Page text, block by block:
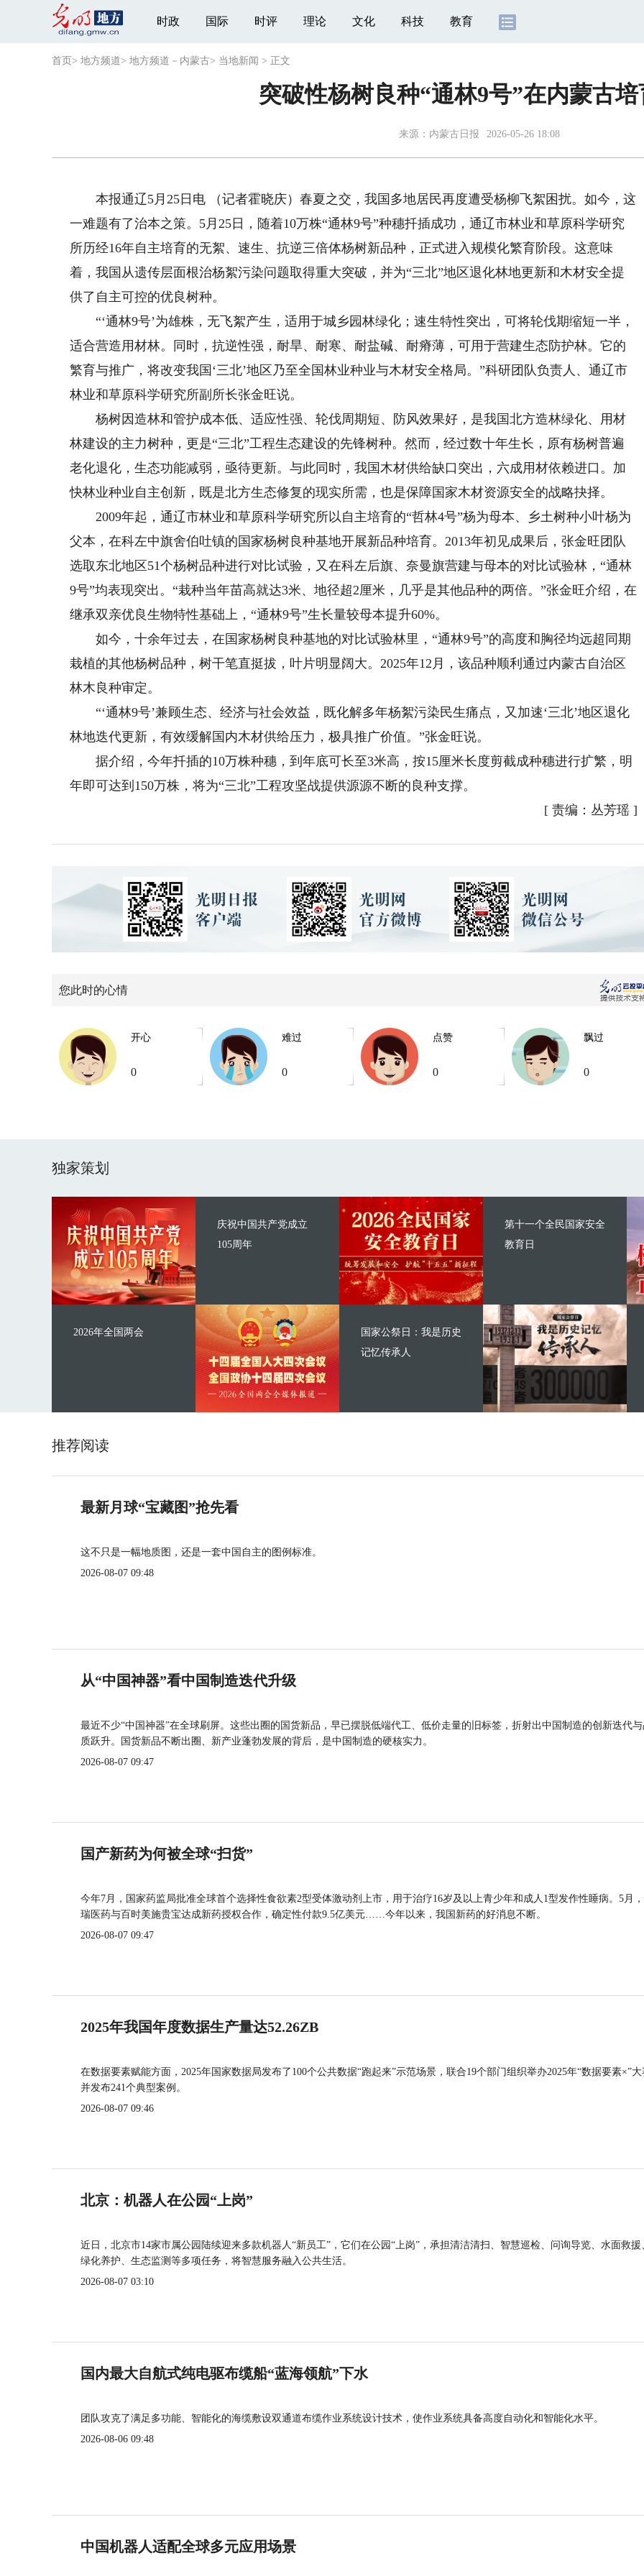
时政 国际 时评 理论 文化 科技 教育
首页 > 地方频道> 地方频道－内蒙古> 当地新闻 > 正文
突破性杨树良种“通林9号”在内蒙古
来源： 内蒙古日报 2026-05-26 18:08
本报通辽5月25日电 （记者霍晓庆）春夏之交，我国多地居民再度遭受杨柳飞絮困扰。如今，这
一难题有了治本之策。5月25日，随着10万株“通林9号”种穗扦插成功，通辽市林业和草原科学研究
所历经16年自主培育的无絮、速生、抗逆三倍体杨树新品种，正式进入规模化繁育阶段。这意味
着，我国从遗传层面根治杨絮污染问题取得重大突破，并为“三北”地区退化林地更新和木材安全提
供了自主可控的优良树种。
“‘通林9号’为雄株，无飞絮产生，适用于城乡园林绿化；速生特性突出，可将轮伐期缩短一半，
适合营造用材林。同时，抗逆性强，耐旱、耐寒、耐盐碱、耐瘠薄，可用于营建生态防护林。它的
繁育与推广，将改变我国‘三北’地区乃至全国林业种业与木材安全格局。”科研团队负责人、通辽市
林业和草原科学研究所副所长张金旺说。
杨树因造林和管护成本低、适应性强、轮伐周期短、防风效果好，是我国北方造林绿化、用材
林建设的主力树种，更是“三北”工程生态建设的先锋树种。然而，经过数十年生长，原有杨树普遍
老化退化，生态功能减弱，亟待更新。与此同时，我国木材供给缺口突出，六成用材依赖进口。加
快林业种业自主创新，既是北方生态修复的现实所需，也是保障国家木材资源安全的战略抉择。
2009年起，通辽市林业和草原科学研究所以自主培育的“哲林4号”杨为母本、乡土树种小叶杨为
父本，在科左中旗舍伯吐镇的国家杨树良种基地开展新品种培育。2013年初见成果后，张金旺团队
选取东北地区51个杨树品种进行对比试验，又在科左后旗、奈曼旗营建与母本的对比试验林，“通林
9号”均表现突出。“栽种当年苗高就达3米、地径超2厘米，几乎是其他品种的两倍。”张金旺介绍，在
继承双亲优良生物特性基础上，“通林9号”生长量较母本提升60%。
如今，十余年过去，在国家杨树良种基地的对比试验林里，“通林9号”的高度和胸径均远超同期
栽植的其他杨树品种，树干笔直挺拔，叶片明显阔大。2025年12月，该品种顺利通过内蒙古自治区
林木良种审定。
“‘通林9号’兼顾生态、经济与社会效益，既化解多年杨絮污染民生痛点，又加速‘三北’地区退化
林地迭代更新，有效缓解国内木材供给压力，极具推广价值。”张金旺说。
据介绍，今年扦插的10万株种穗，到年底可长至3米高，按15厘米长度剪截成种穗进行扩繁，明
年即可达到150万株，将为“三北”工程攻坚战提供源源不断的良种支撑。
[ 责编：丛芳瑶 ]
您此时的心情
开心
0
难过
0
点赞
0
飘过
0
独家策划
庆祝中国共产党成立
105周年
2026年全国两会
第十一个全民国家安全
教育日
国家公祭日：我是历史
记忆传承人
推荐阅读
最新月球“宝藏图”抢先看
这不只是一幅地质图，还是一套中国自主的图例标准。
2026-08-07 09:48
从“中国神器”看中国制造迭代升级
最近不少“中国神器”在全球刷屏。这些出圈的国货新品，早已摆脱低端代工、低价走量的旧标签，折射出中国制造的创新迭代
质跃升。国货新品不断出圈、新产业蓬勃发展的背后，是中国制造的硬核实力。
2026-08-07 09:47
国产新药为何被全球“扫货”
今年7月，国家药监局批准全球首个选择性食欲素2型受体激动剂上市，用于治疗16岁及以上青少年和成人1型发作性睡病。5月
瑞医药与百时美施贵宝达成新药授权合作，确定性付款9.5亿美元……今年以来，我国新药的好消息不断。
2026-08-07 09:47
2025年我国年度数据生产量达52.26ZB
在数据要素赋能方面，2025年国家数据局发布了100个公共数据“跑起来”示范场景，联合19个部门组织举办2025年“数据要素×”大
并发布241个典型案例。
2026-08-07 09:46
北京：机器人在公园“上岗”
近日，北京市14家市属公园陆续迎来多款机器人“新员工”，它们在公园“上岗”，承担清洁清扫、智慧巡检、问询导览、水面救援
绿化养护、生态监测等多项任务，将智慧服务融入公共生活。
2026-08-07 03:10
国内最大自航式纯电驱布缆船“蓝海领航”下水
团队攻克了满足多功能、智能化的海缆敷设双通道布缆作业系统设计技术，使作业系统具备高度自动化和智能化水平。
2026-08-06 09:48
中国机器人适配全球多元应用场景